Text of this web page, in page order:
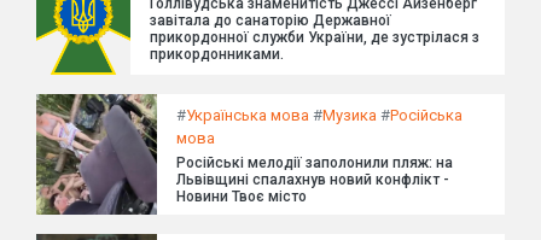
завітала до санаторію Державної
прикордонної служби України, де зустрілася з
прикордонниками.
#Українська мова #Музика #Російська
мова
Російські мелодії заполонили пляж: на
Львівщині спалахнув новий конфлікт -
Новини Твоє місто